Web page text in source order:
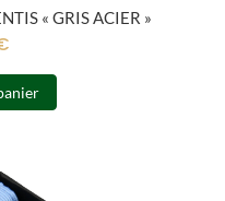
« GRIS ACIER »